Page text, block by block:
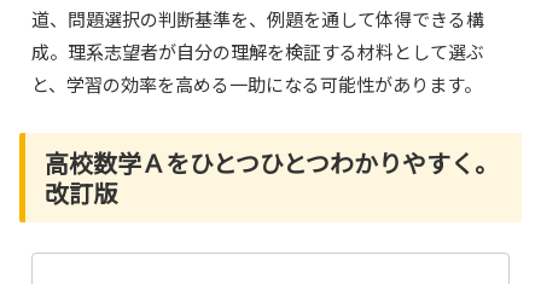
道、問題選択の判断基準を、例題を通して体得できる構
成。理系志望者が自分の理解を検証する材料として選ぶ
と、学習の効率を高める一助になる可能性があります。
高校数学Ａをひとつひとつわかりやすく。
改訂版